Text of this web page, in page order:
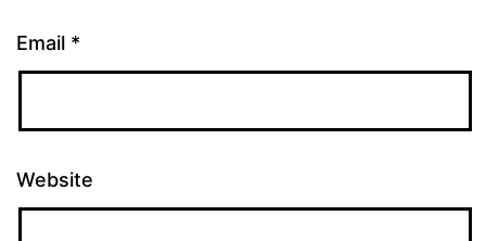
Email *
Website